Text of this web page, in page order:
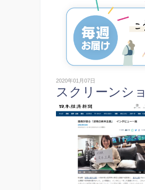
2020年01月07日
スクリーンシ